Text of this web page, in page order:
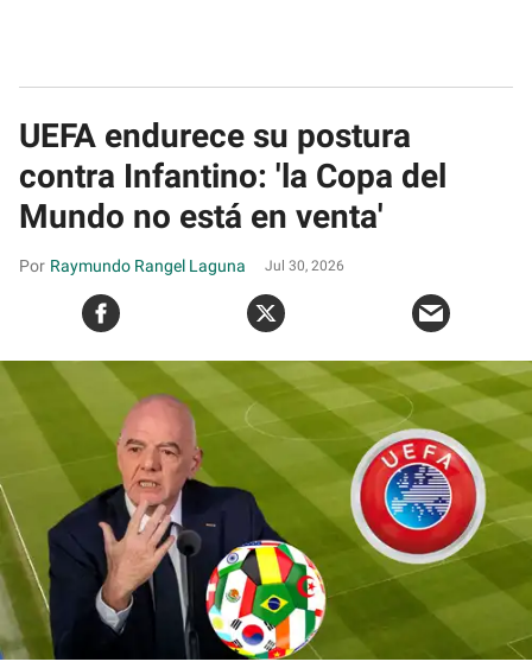
UEFA endurece su postura
contra Infantino: 'la Copa del
Mundo no está en venta'
Raymundo Rangel Laguna Jul 30, 2026